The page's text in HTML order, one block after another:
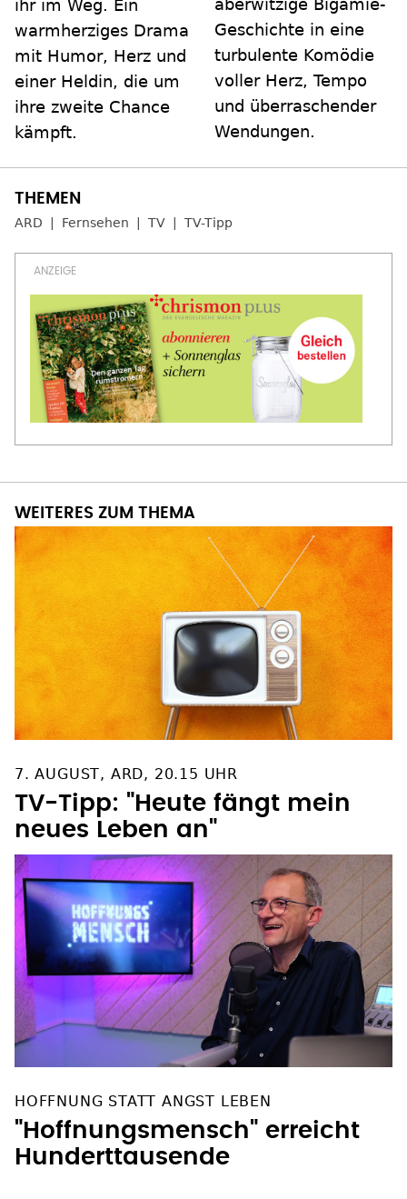
ihr im Weg. Ein
warmherziges Drama
mit Humor, Herz und
einer Heldin, die um
ihre zweite Chance
kämpft.
aberwitzige Bigamie-
Geschichte in eine
turbulente Komödie
voller Herz, Tempo
und überraschender
Wendungen.
ARD Fernsehen TV TV-Tipp
WEITERES ZUM THEMA
7. AUGUST, ARD, 20.15 UHR
TV-Tipp: "Heute fängt mein
neues Leben an"
HOFFNUNG STATT ANGST LEBEN
"Hoffnungsmensch" erreicht
Hunderttausende